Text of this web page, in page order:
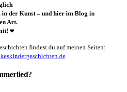
in der Kunst – und hier im Blog in
Art.
❤
findest du auf meinen Seiten: